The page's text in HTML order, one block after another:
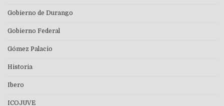
Gobierno de Durango
Gobierno Federal
Gómez Palacio
Historia
Ibero
ICOJUVE